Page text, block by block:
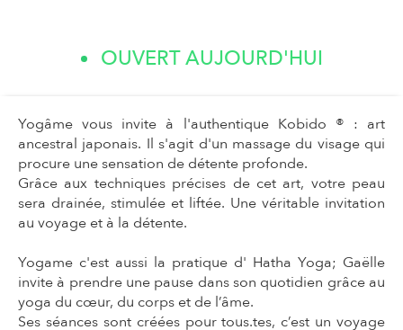
OUVERT AUJOURD'HUI
Yogâme vous invite à l'authentique Kobido ® : art
ancestral japonais. Il s'agit d'un massage du visage qui
procure une sensation de détente profonde.
Grâce aux techniques précises de cet art, votre peau
sera drainée, stimulée et liftée. Une véritable invitation
au voyage et à la détente.
Yogame c'est aussi la pratique d' Hatha Yoga; Gaëlle
invite à prendre une pause dans son quotidien grâce au
yoga du cœur, du corps et de l’âme.
Ses séances sont créées pour tous.tes, c’est un voyage